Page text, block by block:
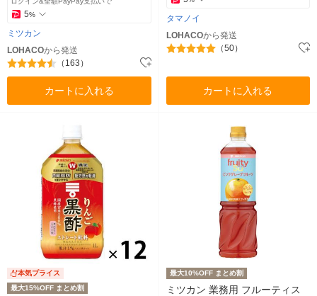
5%
ミツカン
LOHACOから発送
（163）
カートに入れる
タマノイ
LOHACOから発送
（50）
カートに入れる
本気プライス
最大15%OFF まとめ割
最大10%OFF まとめ割
ミツカン 業務用 フルーティス